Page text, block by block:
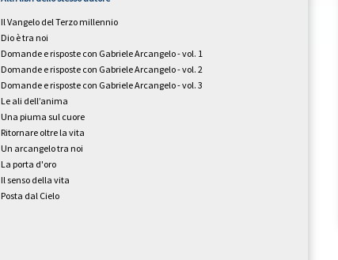
Il Vangelo del Terzo millennio
Dio è tra noi
Domande e risposte con Gabriele Arcangelo - vol. 1
Domande e risposte con Gabriele Arcangelo - vol. 2
Domande e risposte con Gabriele Arcangelo - vol. 3
Le ali dell’anima
Una piuma sul cuore
Ritornare oltre la vita
Un arcangelo tra noi
La porta d'oro
Il senso della vita
Posta dal Cielo